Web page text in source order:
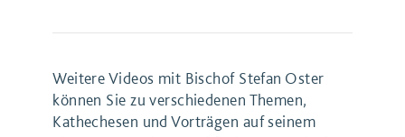
Weitere Videos mit Bischof Stefan Oster
können Sie zu verschiedenen Themen,
Kathechesen und Vorträgen auf seinem